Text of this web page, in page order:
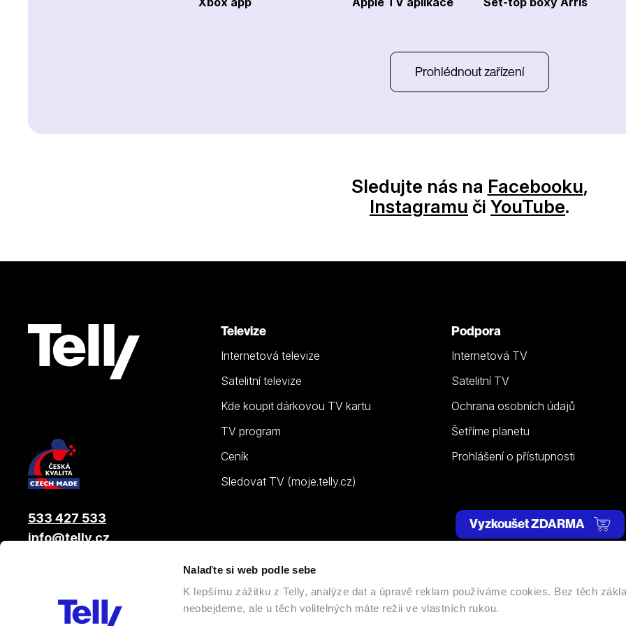
Nalaďte si web podle sebe
K lepšímu zážitku z Telly, analýze dat a úpravě reklam používáme cookies. Bez těch
neobejdeme, ale u těch volitelných máte režii ve vlastních rukou.
Prohlédnout zařízení
Sledujte nás na Facebooku,
Instagramu či YouTube.
Televize
Internetová televize
Satelitní televize
Kde koupit dárkovou TV kartu
TV program
Ceník
Sledovat TV (moje.telly.cz)
Podpora
Internetová TV
Satelitní TV
Ochrana osobních údajů
Šetříme planetu
Prohlášení o přístupnosti
533 427 533
info@telly.cz
Vyzkoušet ZDARMA
, člen skupiny LAMA ENERGY GROUP | Všechna práva vyhrazena. |Nastavení cookies